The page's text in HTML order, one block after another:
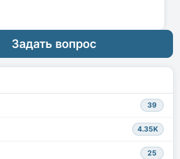
Задать вопрос
39
4.35K
25